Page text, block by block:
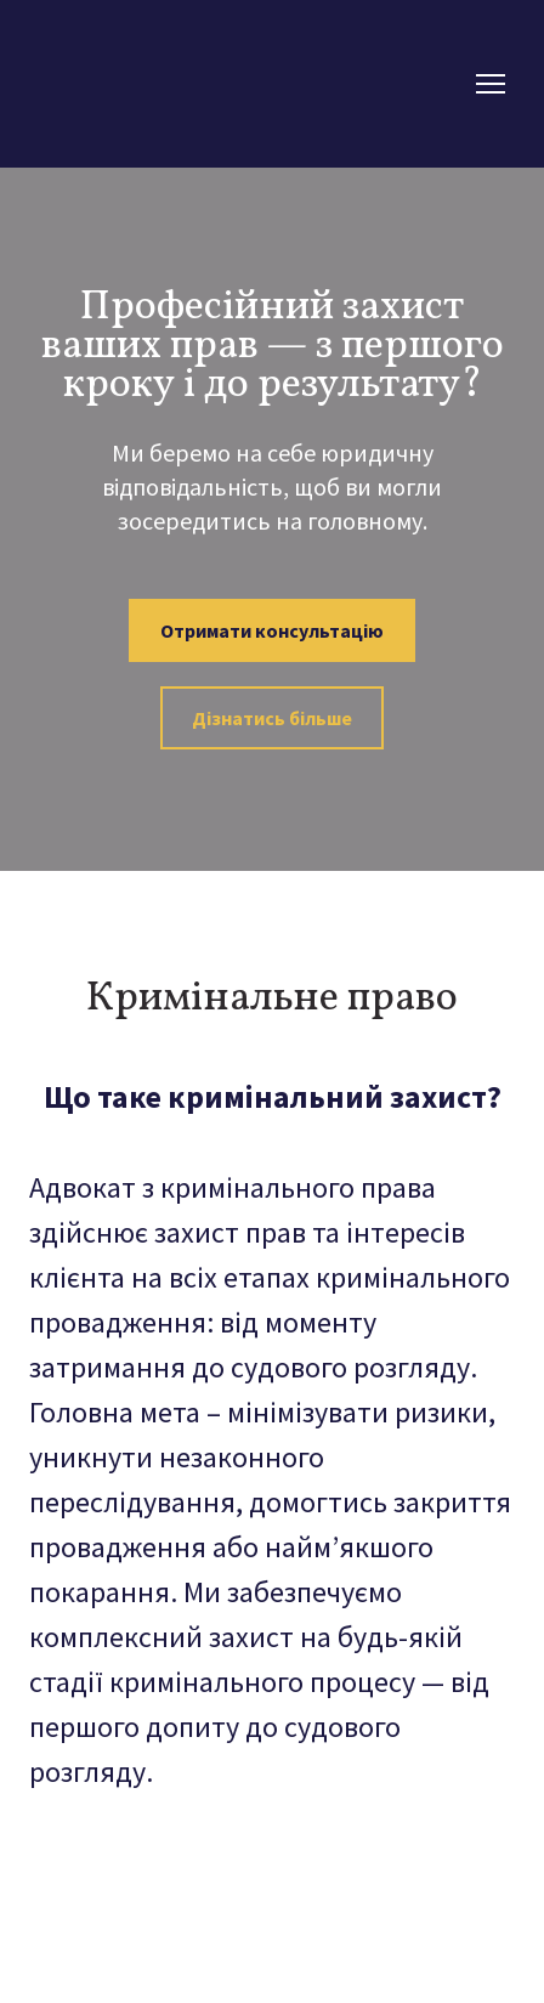
Професійний захист
ваших прав — з першого
кроку і до результату?
Ми беремо на себе юридичну
відповідальність, щоб ви могли
зосередитись на головному.
Отримати консультацію
Дізнатись більше
Кримінальне право
Що таке кримінальний захист?
Адвокат з кримінального права
здійснює захист прав та інтересів
клієнта на всіх етапах кримінального
провадження: від моменту
затримання до судового розгляду.
Головна мета – мінімізувати ризики,
уникнути незаконного
переслідування, домогтись закриття
провадження або найм’якшого
покарання. Ми забезпечуємо
комплексний захист на будь-якій
стадії кримінального процесу — від
першого допиту до судового
розгляду.